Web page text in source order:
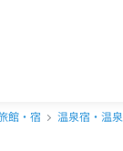
館・宿 温泉宿・温